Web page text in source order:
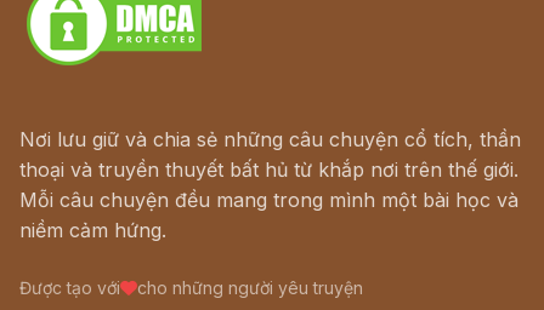
Nơi lưu giữ và chia sẻ những câu chuyện cổ tích, thần
thoại và truyền thuyết bất hủ từ khắp nơi trên thế giới.
Mỗi câu chuyện đều mang trong mình một bài học và
niềm cảm hứng.
Được tạo với cho những người yêu truyện